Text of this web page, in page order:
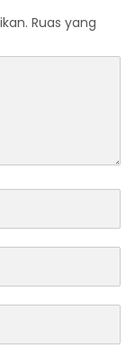
Ruas yang